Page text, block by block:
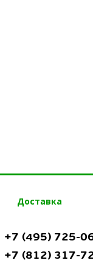
Доставка
+7 (495) 725-
+7 (812) 317-